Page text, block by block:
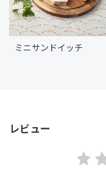
ミニサンドイッチ
レビュー